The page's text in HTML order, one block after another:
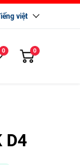
việt
0 0
D4